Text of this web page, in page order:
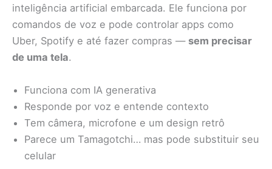
inteligência artificial embarcada. Ele funciona por
comandos de voz e pode controlar apps como
Uber, Spotify e até fazer compras — sem precisar
de uma tela.
Funciona com IA generativa
Responde por voz e entende contexto
Tem câmera, microfone e um design retrô
Parece um Tamagotchi… mas pode substituir seu
celular